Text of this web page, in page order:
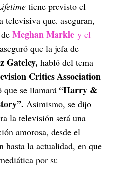
tiene previsto el
televisiva que, aseguran,
Meghan Markle y el
que la jefa de
Gateley, habló del tema
Critics Association
que se llamará “Harry &
Asimismo, se dijo
la televisión será una
amorosa, desde el
hasta la actualidad, en que
por su